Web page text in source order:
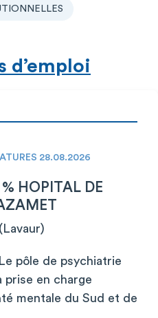
d’emploi
28.08.2026
HOPITAL DE
pôle de psychiatrie
prise en charge
mentale du Sud et de